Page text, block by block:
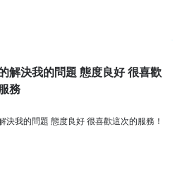
解決我的問題 態度良好 很喜歡
務
決我的問題 態度良好 很喜歡這次的服務！